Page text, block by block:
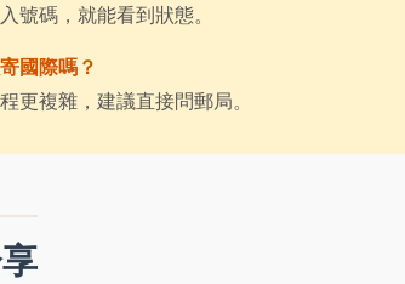
號碼，就能看到狀態。
國際嗎？
更複雜，建議直接問郵局。